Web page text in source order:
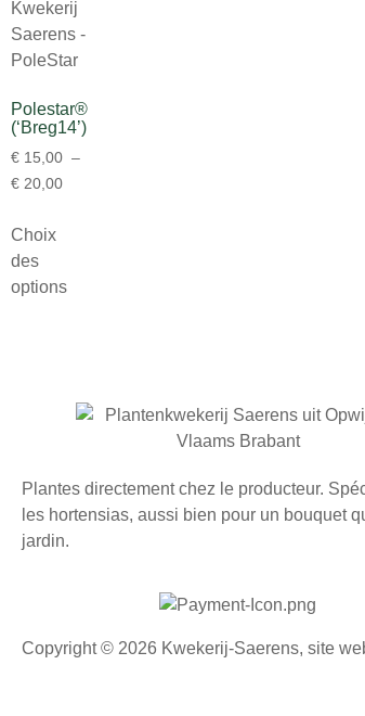
Polestar®
(‘Breg14’)
€ 15,00 –
€ 20,00
Choix
des
options
Plantes directement chez le producteur.
les hortensias, aussi bien pour un bouquet
jardin.
Copyright © 2026 Kwekerij-Saerens, site